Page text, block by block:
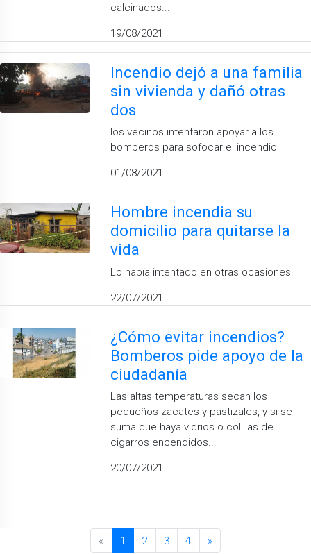
calcinados...
19/08/2021
Incendio dejó a una familia
sin vivienda y dañó otras
dos
los vecinos intentaron apoyar a los
bomberos para sofocar el incendio
01/08/2021
Hombre incendia su
domicilio para quitarse la
vida
Lo había intentado en otras ocasiones.
22/07/2021
¿Cómo evitar incendios?
Bomberos pide apoyo de la
ciudadanía
Las altas temperaturas secan los
pequeños zacates y pastizales, y si se
suma que haya vidrios o colillas de
cigarros encendidos...
20/07/2021
« 1 2 3 4 »